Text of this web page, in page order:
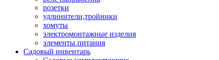
розетки
удлинители,тройники
хомуты
электромонтажные изделия
элементы питания
Садовый инвентарь